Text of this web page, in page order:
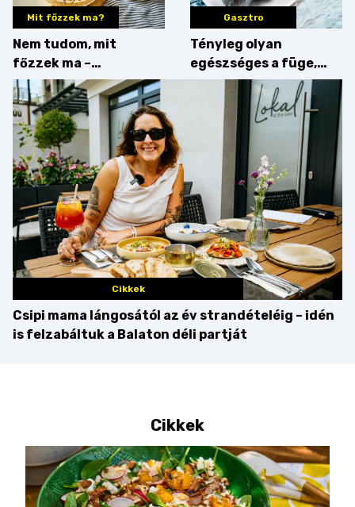
Mit főzzek ma?
Nem tudom, mit
főzzek ma –
Villámgyors menü
Gasztro
Tényleg olyan
egészséges a füge,
mint amilyennek
gondoljuk?
Cikkek
Csipi mama lángosától az év strandételéig – idén
is felzabáltuk a Balaton déli partját
Cikkek